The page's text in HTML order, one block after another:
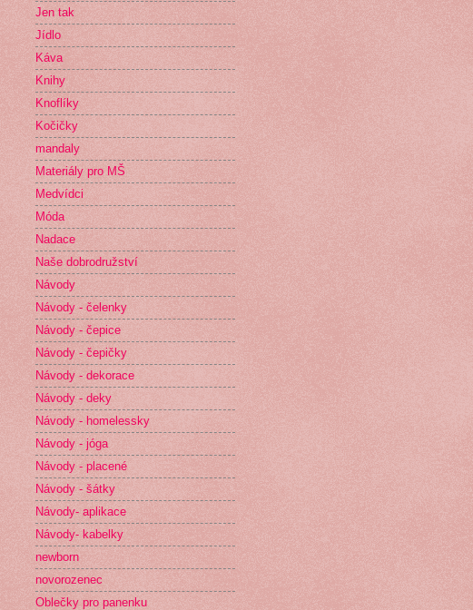
Jen tak
Jídlo
Káva
Knihy
Knoflíky
Kočičky
mandaly
Materiály pro MŠ
Medvídci
Móda
Nadace
Naše dobrodružství
Návody
Návody - čelenky
Návody - čepice
Návody - čepičky
Návody - dekorace
Návody - deky
Návody - homelessky
Návody - jóga
Návody - placené
Návody - šátky
Návody- aplikace
Návody- kabelky
newborn
novorozenec
Oblečky pro panenku